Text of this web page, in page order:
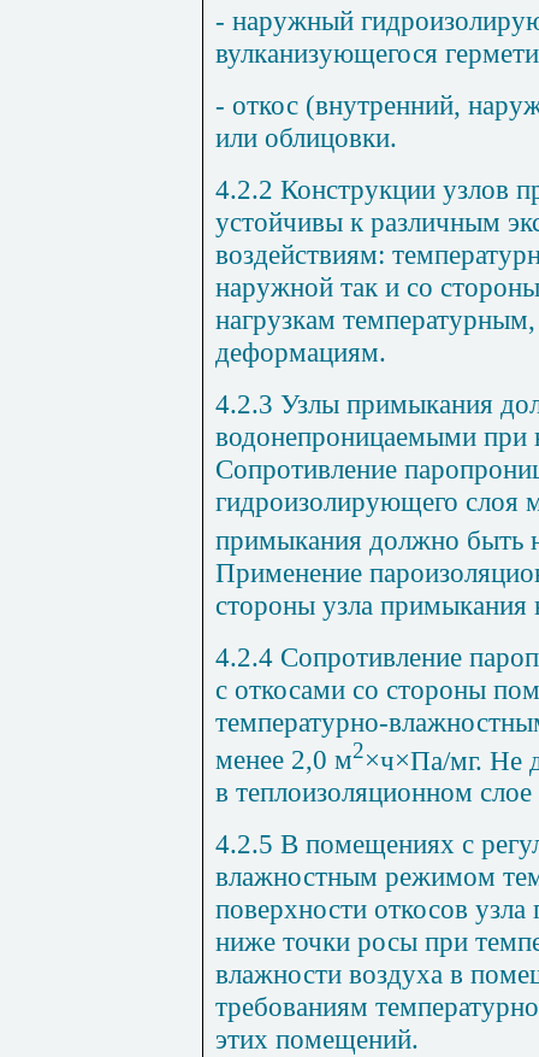
- наружный
вулканизующегося
- откос (внутренний,
или облицовки.
4.2.2 Конструкции узлов
устойчивы к различным
воздействиям:
наружной так и со
нагрузкам
деформациям.
4.2.3 Узлы примыкания
водонепроницаемыми при
Сопротивление
гидроизолирующего слоя
примыкания должно быть
Применение
стороны узла примыкания
4.2.4 Сопротивление
с откосами со стороны
температурно-
менее 2,0 м2×ч×Па/мг. Не
в теплоизоляционном
4.2.5 В помещениях с
влажностным режимом
поверхности откосов
ниже точки росы при
влажности воздуха в
требованиям
этих помещений.